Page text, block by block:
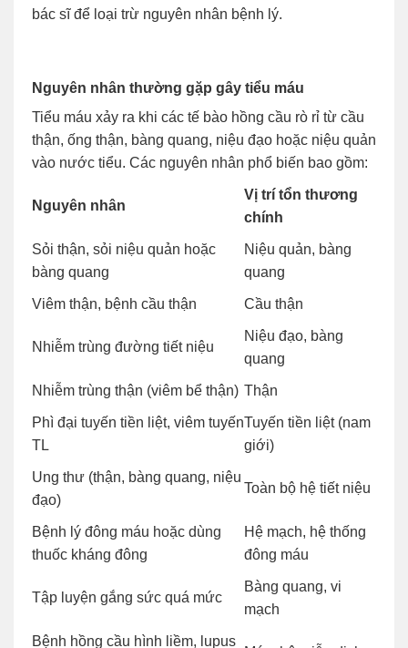
bác sĩ để loại trừ nguyên nhân bệnh lý.
Nguyên nhân thường gặp gây tiểu máu
Tiểu máu xảy ra khi các tế bào hồng cầu rò rỉ từ cầu
thận, ống thận, bàng quang, niệu đạo hoặc niệu quản
vào nước tiểu. Các nguyên nhân phổ biến bao gồm:
Nguyên nhân
Vị trí tổn thương
chính
Sỏi thận, sỏi niệu quản hoặc
bàng quang
Niệu quản, bàng
quang
Viêm thận, bệnh cầu thận Cầu thận
Nhiễm trùng đường tiết niệu
Niệu đạo, bàng
quang
Nhiễm trùng thận (viêm bể thận) Thận
Phì đại tuyến tiền liệt, viêm tuyến
TL
Tuyến tiền liệt (nam
giới)
Ung thư (thận, bàng quang, niệu
đạo)
Toàn bộ hệ tiết niệu
Bệnh lý đông máu hoặc dùng
thuốc kháng đông
Hệ mạch, hệ thống
đông máu
Tập luyện gắng sức quá mức
Bàng quang, vi
mạch
Bệnh hồng cầu hình liềm, lupus